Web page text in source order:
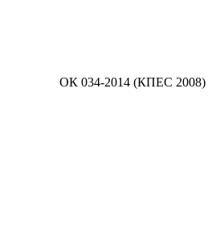
ОК 034-2014 (КПЕС 2008)